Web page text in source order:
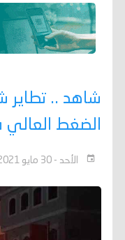
شاهد .. تطاير
الضغط
الأحد - 30 مايو 2021 - 12:34 ص بتوقيت عدن